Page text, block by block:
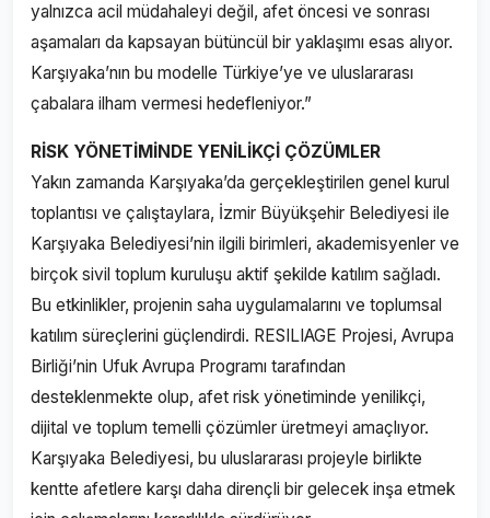
yalnızca acil müdahaleyi değil, afet öncesi ve sonrası
aşamaları da kapsayan bütüncül bir yaklaşımı esas alıyor.
Karşıyaka’nın bu modelle Türkiye’ye ve uluslararası
çabalara ilham vermesi hedefleniyor.”
RİSK YÖNETİMİNDE YENİLİKÇİ ÇÖZÜMLER
Yakın zamanda Karşıyaka’da gerçekleştirilen genel kurul
toplantısı ve çalıştaylara, İzmir Büyükşehir Belediyesi ile
Karşıyaka Belediyesi’nin ilgili birimleri, akademisyenler ve
birçok sivil toplum kuruluşu aktif şekilde katılım sağladı.
Bu etkinlikler, projenin saha uygulamalarını ve toplumsal
katılım süreçlerini güçlendirdi. RESILIAGE Projesi, Avrupa
Birliği’nin Ufuk Avrupa Programı tarafından
desteklenmekte olup, afet risk yönetiminde yenilikçi,
dijital ve toplum temelli çözümler üretmeyi amaçlıyor.
Karşıyaka Belediyesi, bu uluslararası projeyle birlikte
kentte afetlere karşı daha dirençli bir gelecek inşa etmek